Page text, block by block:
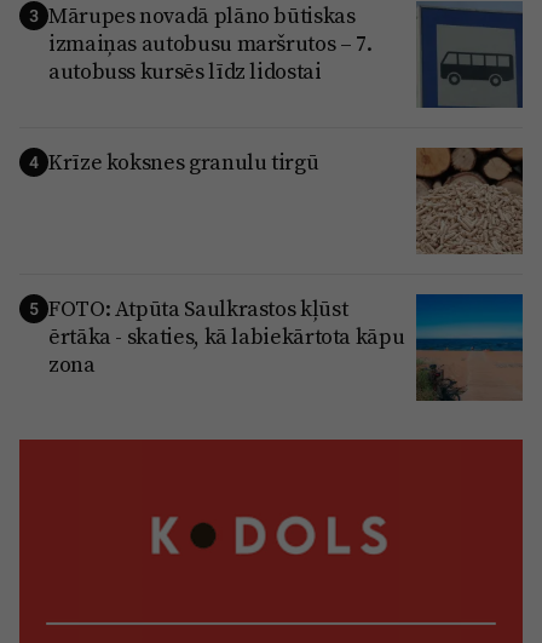
3 Mārupes novadā plāno būtiskas
izmaiņas autobusu maršrutos – 7.
autobuss kursēs līdz lidostai
4 Krīze koksnes granulu tirgū
5 FOTO: Atpūta Saulkrastos kļūst
ērtāka - skaties, kā labiekārtota kāpu
zona